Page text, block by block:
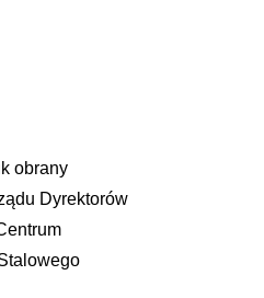
obrany
Dyrektorów